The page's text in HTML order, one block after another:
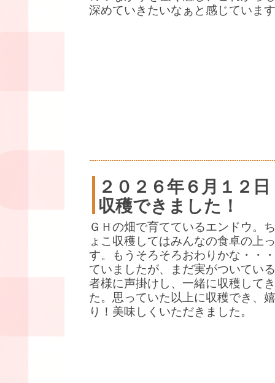
深めていきたいなぁと感じていま
２０２６年６月１２日
収穫できました！
ＧＨの畑で育てているエンドウ。
ょこ収穫してはみんなの食卓の上
す。もうそろそろおわりかな・・
ていましたが、まだ実がついてい
者様に声掛けし、一緒に収穫して
た。思っていた以上に収穫でき、
り！美味しくいただきました。